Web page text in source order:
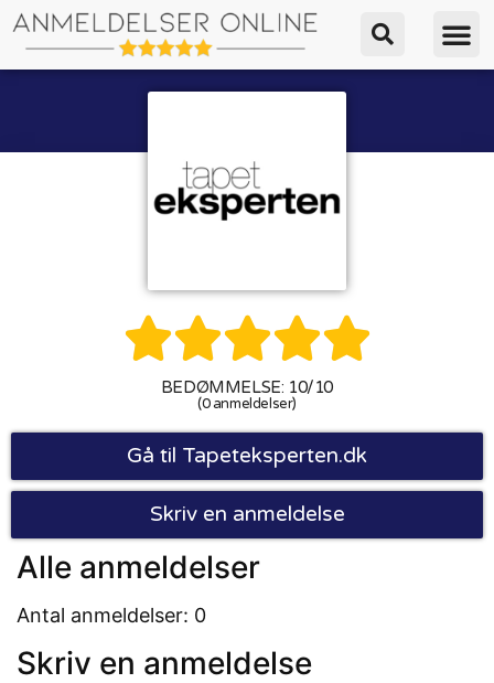

BEDØMMELSE: 10/10
(0 anmeldelser)
Gå til Tapeteksperten.dk
Skriv en anmeldelse
Alle anmeldelser
Antal anmeldelser: 0
Skriv en anmeldelse